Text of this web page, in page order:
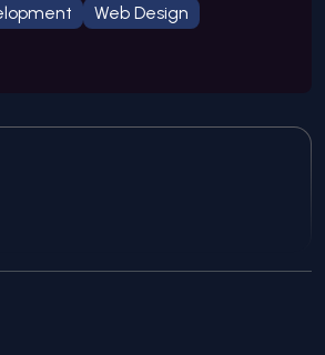
Web Design